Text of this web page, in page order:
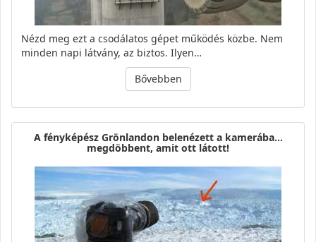
Nézd meg ezt a csodálatos gépet működés közbe. Nem
minden napi látvány, az biztos. Ilyen…
Bővebben
A fényképész Grönlandon belenézett a kamerába…
megdöbbent, amit ott látott!